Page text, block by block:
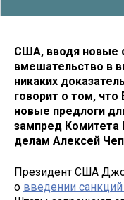
США, вводя новые
вмешательство в
никаких
говорит о том, что
новые предлоги
зампред
делам Алексей
Президент США Джо
о введении